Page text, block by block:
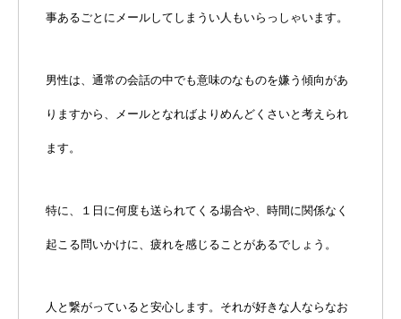
事あるごとにメールしてしまうい人もいらっしゃいます。
男性は、通常の会話の中でも意味のなものを嫌う傾向があ
りますから、メールとなればよりめんどくさいと考えられ
ます。
特に、１日に何度も送られてくる場合や、時間に関係なく
起こる問いかけに、疲れを感じることがあるでしょう。
人と繋がっていると安心します。それが好きな人ならなお